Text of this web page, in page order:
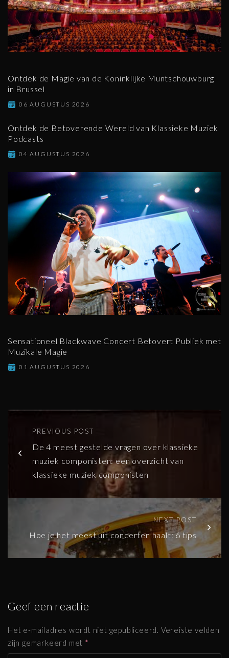
Ontdek de Magie van de Koninklijke Muntschouwburg
in Brussel
06 AUGUSTUS 2026
Ontdek de Betoverende Wereld van Klassieke Muziek
Podcasts
04 AUGUSTUS 2026
Sensationeel Blackwave Concert Betovert Publiek met
Muzikale Magie
01 AUGUSTUS 2026
PREVIOUS POST
De 4 meest gestelde vragen over klassieke
muziek componisten: een overzicht van
klassieke muziek componisten
NEXT POST
Hoe je het meest uit concerten haalt: 6 tips
Geef een reactie
Het e-mailadres wordt niet gepubliceerd. Vereiste velden
zijn gemarkeerd met *